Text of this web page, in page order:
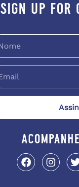
sign up for